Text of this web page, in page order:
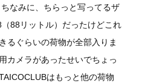
なみに、ちらっと写ってるザ
88リットル）だったけどこれ
るぐらいの荷物が全部入りま
カメラがあったせいでちょっ
はもっと他の荷物